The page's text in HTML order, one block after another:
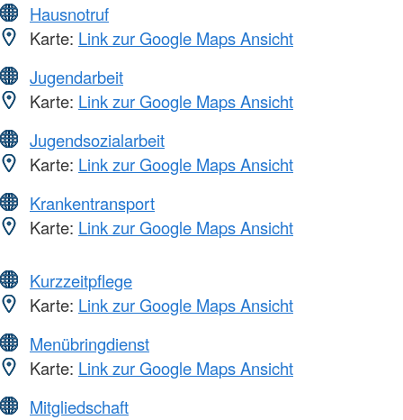
Hausnotruf
Karte: Link zur Google Maps Ansicht
Jugendarbeit
Karte: Link zur Google Maps Ansicht
Jugendsozialarbeit
Karte: Link zur Google Maps Ansicht
Krankentransport
Karte: Link zur Google Maps Ansicht
Kurzzeitpflege
Karte: Link zur Google Maps Ansicht
Menübringdienst
Karte: Link zur Google Maps Ansicht
Mitgliedschaft